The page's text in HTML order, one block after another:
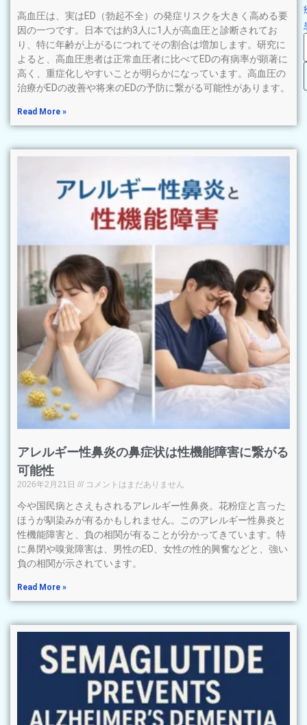
高血圧は、実はED（勃起不全）の発症リスクを大きく高める要
因の一つです。日本では約3人に1人が高血圧と診断されてお
り、特に年齢が上がるにつれてその割合は増加します。研究に
よると、高血圧患者は正常血圧者に比べてEDの有病率が顕著に
高く、重症化しやすいことが明らかになっています。高血圧の
治療がEDの改善や将来のEDの予防に繋がる可能性があります。
Read More »
アレルギー性鼻炎の鼻症状は性機能障害に繋がる
可能性
2026年2月21日 コメントはまだありません
今や国民病とさえもされるアレルギー性鼻炎。花粉症と言った
ほうが馴染みが有るかもしれません。このアレルギー性鼻炎と
性機能障害と、負の相関が有ることが分かってきています。特
に鼻閉や嗅覚障害は、男性のED、女性の性的興奮などと、強い
負の相関が示されています。
Read More »